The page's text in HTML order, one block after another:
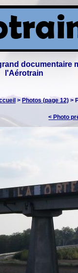
documentaire
l'Aérotrain
> Photos (page 12) >
< Photo